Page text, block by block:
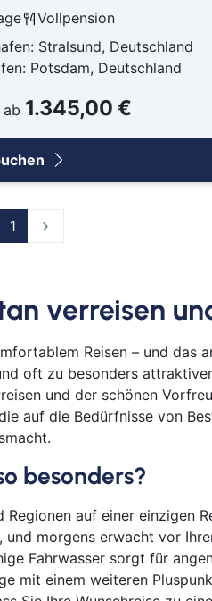
Vollpension
Stralsund, Deutschland
Potsdam, Deutschland
ab 1.345,00 €
1
verreisen
Reisen – und das
oft zu besonders
und der schönen
auf die Bedürfnisse von
besonders?
auf einer einzigen
morgens erwacht vor
Fahrwasser sorgt für
mit einem weiteren